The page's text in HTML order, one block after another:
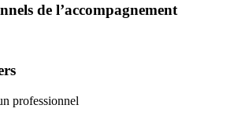
de l’accompagnement
professionnel